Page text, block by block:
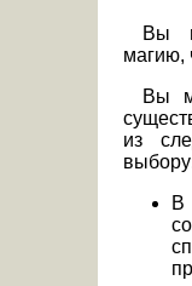
Вы
магию,
Вы
из
В